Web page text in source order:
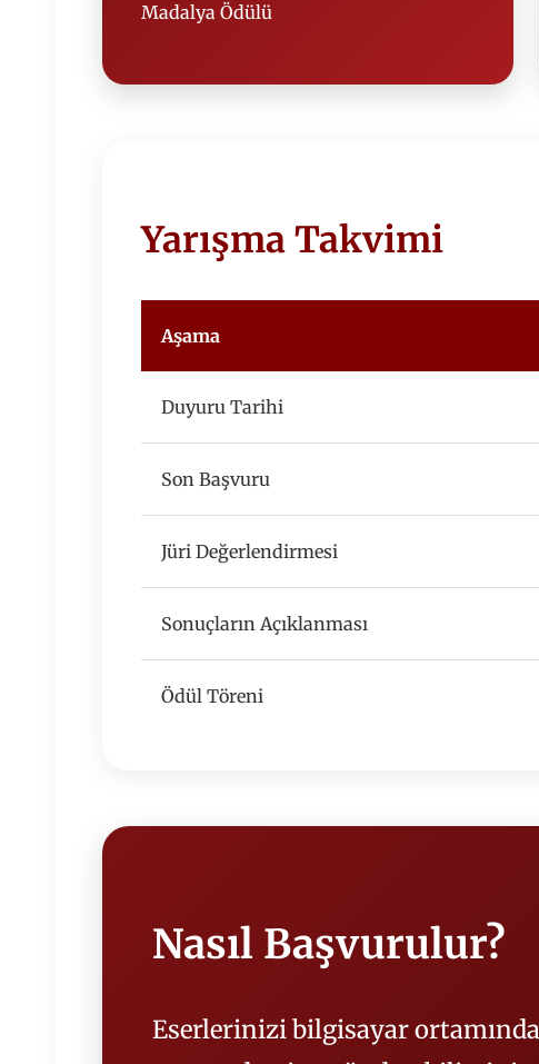
Madalya Ödülü
Yarışma Takvimi
Aşama
Duyuru Tarihi
Son Başvuru
Jüri Değerlendirmesi
Sonuçların Açıklanması
Ödül Töreni
Nasıl Başvurulur?
Eserlerinizi bilgisayar